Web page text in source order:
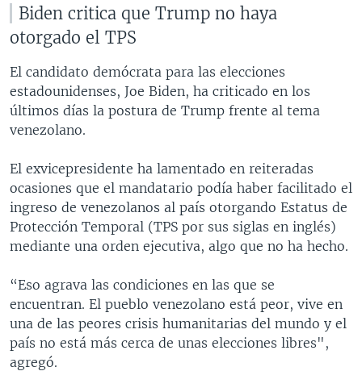
Biden critica que Trump no haya
otorgado el TPS
El candidato demócrata para las elecciones
estadounidenses, Joe Biden, ha criticado en los
últimos días la postura de Trump frente al tema
venezolano.
El exvicepresidente ha lamentado en reiteradas
ocasiones que el mandatario podía haber facilitado el
ingreso de venezolanos al país otorgando Estatus de
Protección Temporal (TPS por sus siglas en inglés)
mediante una orden ejecutiva, algo que no ha hecho.
“Eso agrava las condiciones en las que se
encuentran. El pueblo venezolano está peor, vive en
una de las peores crisis humanitarias del mundo y el
país no está más cerca de unas elecciones libres",
agregó.